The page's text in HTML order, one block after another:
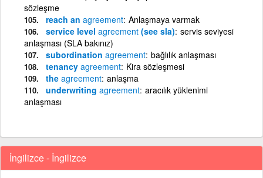
sözleşme
reach an agreement Anlaşmaya varmak
service level agreement (see sla) servis seviyesi
anlaşması (SLA bakınız)
subordination agreement bağlılık anlaşması
tenancy agreement Kira sözleşmesi
the agreement anlaşma
underwriting agreement aracılık yüklenimi
anlaşması
İngilizce - İngilizce